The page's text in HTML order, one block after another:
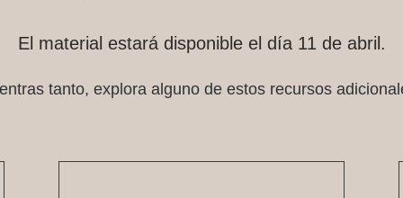
El material estará disponible el día 11 de abril.
tanto, explora alguno de estos recursos